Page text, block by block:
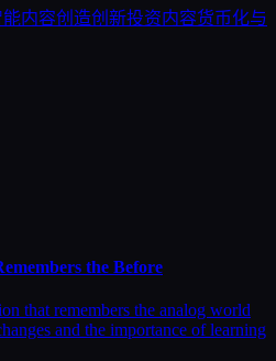
能内容创造创新投资内容货币化与
the Before
that remembers the analog world
and the importance of learning